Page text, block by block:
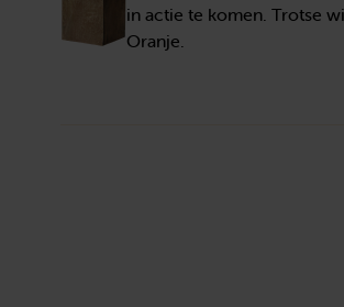
in actie te komen. Trotse
Oranje.